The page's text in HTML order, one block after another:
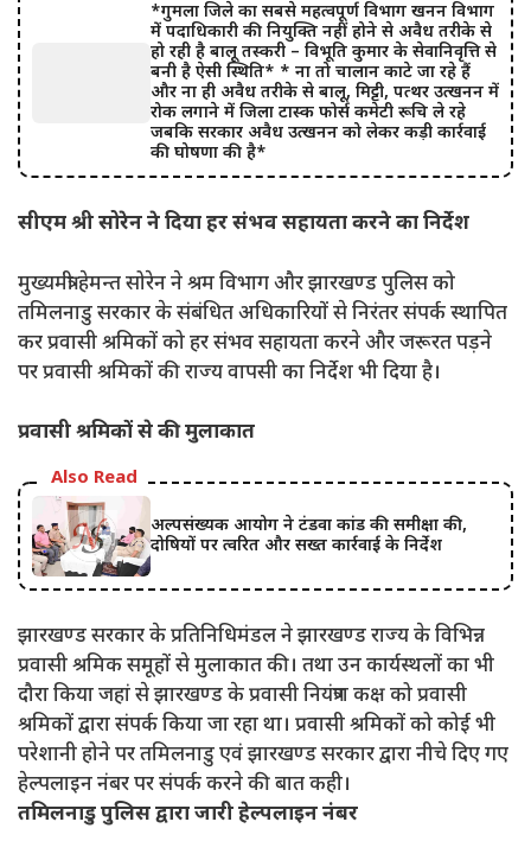
*गुमला जिले का सबसे महत्वपूर्ण विभाग खनन विभाग
में पदाधिकारी की नियुक्ति नहीं होने से अवैध तरीके से
हो रही है बालू तस्करी – विभूति कुमार के सेवानिवृत्ति से
बनी है ऐसी स्थिति* * ना तो चालान काटे जा रहे हैं
और ना ही अवैध तरीके से बालू, मिट्टी, पत्थर उत्खनन में
रोक लगाने में जिला टास्क फोर्स कमेटी रूचि ले रहे
जबकि सरकार अवैध उत्खनन को लेकर कड़ी कार्रवाई
की घोषणा की है*
सीएम श्री सोरेन ने दिया हर संभव सहायता करने का निर्देश
मुख्यमंत्री हेमन्त सोरेन ने श्रम विभाग और झारखण्ड पुलिस को
तमिलनाडु सरकार के संबंधित अधिकारियों से निरंतर संपर्क स्थापित
कर प्रवासी श्रमिकों को हर संभव सहायता करने और जरूरत पड़ने
पर प्रवासी श्रमिकों की राज्य वापसी का निर्देश भी दिया है।
प्रवासी श्रमिकों से की मुलाकात
Also Read
अल्पसंख्यक आयोग ने टंडवा कांड की समीक्षा की,
दोषियों पर त्वरित और सख्त कार्रवाई के निर्देश
झारखण्ड सरकार के प्रतिनिधिमंडल ने झारखण्ड राज्य के विभिन्न
प्रवासी श्रमिक समूहों से मुलाकात की। तथा उन कार्यस्थलों का भी
दौरा किया जहां से झारखण्ड के प्रवासी नियंत्रण कक्ष को प्रवासी
श्रमिकों द्वारा संपर्क किया जा रहा था। प्रवासी श्रमिकों को कोई भी
परेशानी होने पर तमिलनाडु एवं झारखण्ड सरकार द्वारा नीचे दिए गए
हेल्पलाइन नंबर पर संपर्क करने की बात कही।
तमिलनाडु पुलिस द्वारा जारी हेल्पलाइन नंबर